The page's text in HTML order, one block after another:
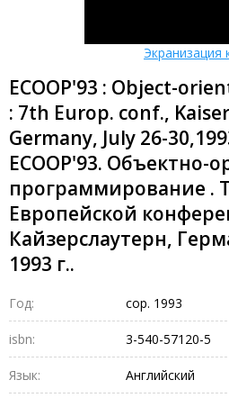
Экранизация
ECOOP'93 : Object-
: 7th Europ. conf.,
Germany, July 26-
ECOOP'93. Объектно-
программирование .
Европейской
Кайзерслаутерн,
1993 г..
Год: cop. 1993
isbn: 3-540-57120-5
Язык: Английский